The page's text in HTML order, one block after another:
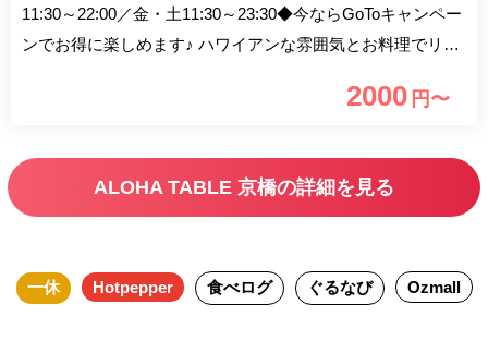
11:30～22:00／金・土11:30～23:30◆今ならGoToキャンペー
ンでお得に楽しめます♪ ハワイアンな雰囲気とお料理でリゾ
味わえる期間限定パンケーキが登場☆ ◆私たちはお客様、
alohatable.com/promise.pdf ◆平日限定10名様～貸切りOK♪
他にお客様もいないので安心♪ ◆＜終日OK＞サラダ、選べ
プレートなど8品よりお選びいただけます！ テラス席、貸切
2000 円〜
ALOHA TABLE 京橋の詳細を見る
一休 Hotpepper 食べログ ぐるなび Ozmall